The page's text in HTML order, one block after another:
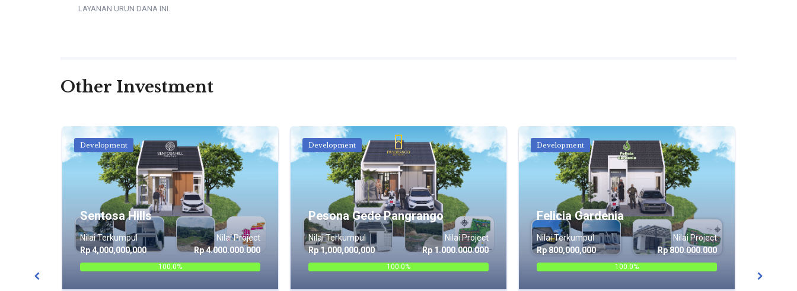
LAYANAN URUN DANA INI.
Other Investment
Development
Sentosa Hills
Nilai Terkumpul
Rp 4,000,000,000
Nilai Project
Rp 4.000.000.000
100.0%
Development
Pesona Gede Pangrango
Nilai Terkumpul
Rp 1,000,000,000
Nilai Project
Rp 1.000.000.000
100.0%
Development
Felicia Gardenia
Nilai Terkumpul
Rp 800,000,000
Nilai Project
Rp 800.000.000
100.0%